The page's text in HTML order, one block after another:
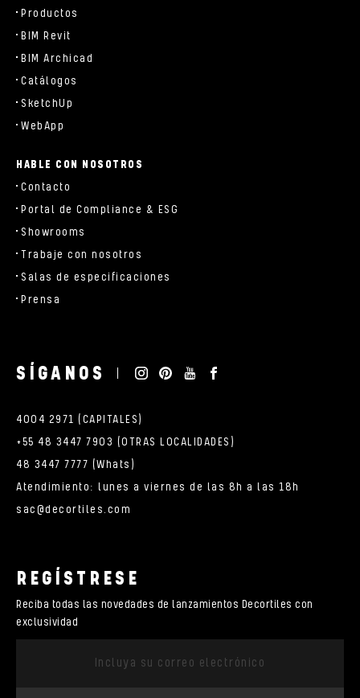
Productos
BIM Revit
BIM Archicad
Catálogos
SketchUp
WebApp
HABLE CON NOSOTROS
Contacto
Portal de Compliance & ESG
Showrooms
Trabaje con nosotros
Salas de especificaciones
Prensa
SÍGANOS
4004 2971 (CAPITALES)
+55 48 3447 7903 (OTRAS LOCALIDADES)
48 3447 7777 (Whats)
Atendimiento: lunes a viernes de las 8h a las 18h
sac@decortiles.com
REGÍSTRESE
Reciba todas las novedades de lanzamientos Decortiles con
exclusividad